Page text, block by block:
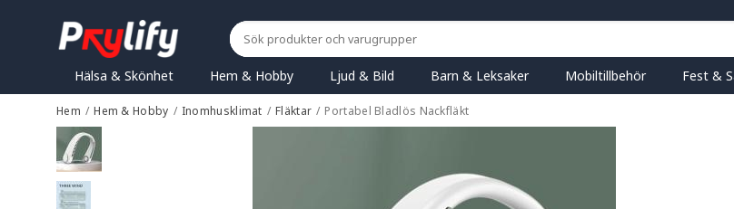
Hälsa & Skönhet Hem & Hobby Ljud & Bild Barn & Leksaker Mobiltillbehör Fest &
Hem / Hem & Hobby / Inomhusklimat / Fläktar / Portabel Bladlös Nackfläkt